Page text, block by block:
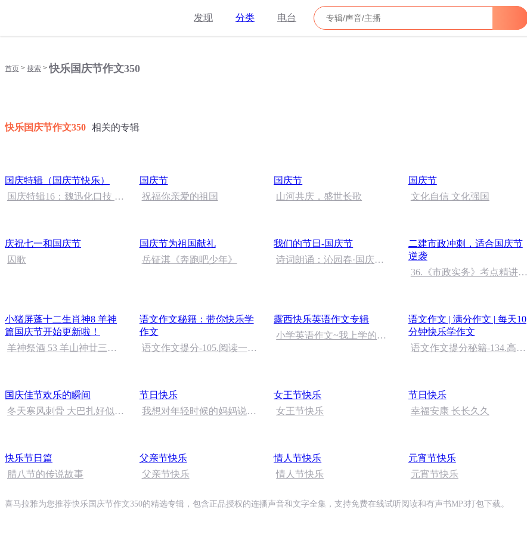
发现 分类 电台
首页 > 搜索 > 快乐国庆节作文350
快乐国庆节作文350 相关的专辑
国庆特辑（国庆节快乐）
国庆特辑16：魏迅化口技 二
国庆节
祝福你亲爱的祖国
国庆节
山河共庆，盛世长歌
国庆节
文化自信 文化强国
庆祝七一和国庆节
囚歌
国庆节为祖国献礼
岳钲淇《奔跑吧少年》
我们的节日-国庆节
诗词朗诵：沁园春·国庆，
二建市政冲刺，适合国庆节
逆袭
36.《市政实务》考点精讲第
小猪屏蓬十二生肖神8 羊神
篇国庆节开始更新啦！
羊神祭酒 53 羊山神廿三护
语文作文秘籍：带你快乐学
作文
语文作文提分-105.阅读一定
露西快乐英语作文专辑
小学英语作文~我上学的最
语文作文 | 满分作文 | 每天10
分钟快乐学作文
语文作文提分秘籍-134.高分
国庆佳节欢乐的瞬间
冬天寒风刺骨 大巴扎好似温
节日快乐
我想对年轻时候的妈妈说：
女王节快乐
女王节快乐
节日快乐
幸福安康 长长久久
快乐节日篇
腊八节的传说故事
父亲节快乐
父亲节快乐
情人节快乐
情人节快乐
元宵节快乐
元宵节快乐
喜马拉雅为您推荐快乐国庆节作文350的精选专辑，包含正品授权的连播声音和文字全集，支持免费在线试听阅读和有声书MP3打包下载。